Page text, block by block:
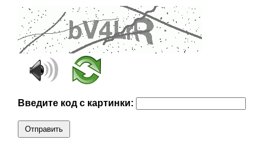
Введите код с картинки:
Отправить